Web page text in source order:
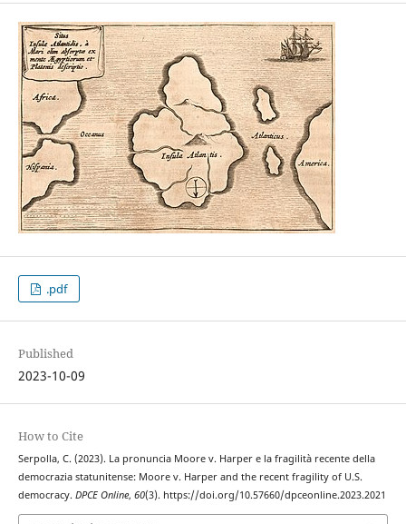
.pdf
Published
2023-10-09
How to Cite
Serpolla, C. (2023). La pronuncia Moore v. Harper e la fragilità recente della
democrazia statunitense: Moore v. Harper and the recent fragility of U.S.
democracy. DPCE Online, 60(3). https://doi.org/10.57660/dpceonline.2023.2021